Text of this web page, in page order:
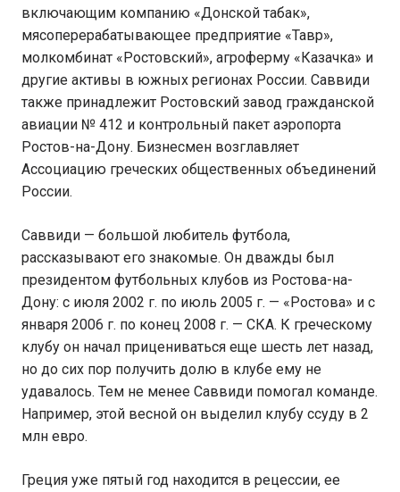
включающим компанию «Донской табак»,
мясоперерабатывающее предприятие «Тавр»,
молкомбинат «Ростовский», агроферму «Казачка» и
другие активы в южных регионах России. Саввиди
также принадлежит Ростовский завод гражданской
авиации № 412 и контрольный пакет аэропорта
Ростов-на-Дону. Бизнесмен возглавляет
Ассоциацию греческих общественных объединений
России.
Саввиди — большой любитель футбола,
рассказывают его знакомые. Он дважды был
президентом футбольных клубов из Ростова-на-
Дону: с июля 2002 г. по июль 2005 г. — «Ростова» и с
января 2006 г. по конец 2008 г. — СКА. К греческому
клубу он начал прицениваться еще шесть лет назад,
но до сих пор получить долю в клубе ему не
удавалось. Тем не менее Саввиди помогал команде.
Например, этой весной он выделил клубу ссуду в 2
млн евро.
Греция уже пятый год находится в рецессии, ее